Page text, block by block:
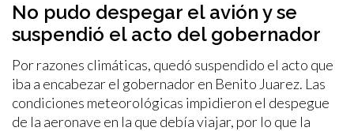
No pudo despegar el avión y se
suspendió el acto del gobernador
Por razones climáticas, quedó suspendido el acto que
iba a encabezar el gobernador en Benito Juarez. Las
condiciones meteorológicas impidieron el despegue
de la aeronave en la que debía viajar, por lo que la